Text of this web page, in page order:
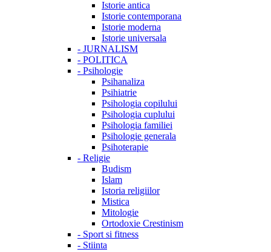
Istorie antica
Istorie contemporana
Istorie moderna
Istorie universala
- JURNALISM
- POLITICA
- Psihologie
Psihanaliza
Psihiatrie
Psihologia copilului
Psihologia cuplului
Psihologia familiei
Psihologie generala
Psihoterapie
- Religie
Budism
Islam
Istoria religiilor
Mistica
Mitologie
Ortodoxie Crestinism
- Sport si fitness
- Stiinta